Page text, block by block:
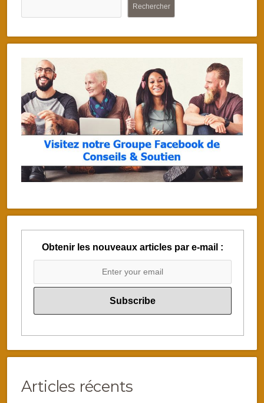
Rechercher
Obtenir les nouveaux articles par e-mail :
Articles récents